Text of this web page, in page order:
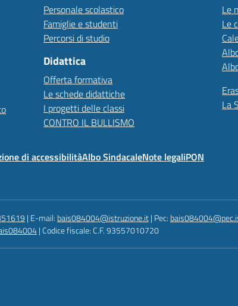
Personale scolastico
Famiglie e studenti
Percorsi di studio
Didattica
Offerta formativa
Le schede didattiche
I progetti delle classi
CONTRO IL BULLISMO
Le
Le
La
di accessibilitàAlbo SindacaleNote legaliPON
| E-mail: bais084004@istruzione.it| Pec:
| Codice fiscale: C.F. 93557010720